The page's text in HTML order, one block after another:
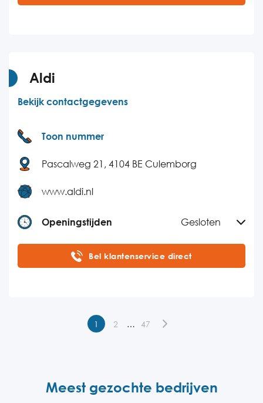
Vrijdag
Aldi
Bekijk contactgegevens
Toon nummer
Pascalweg 21, 4104 BE Culemborg
www.aldi.nl
Openingstijden Gesloten
Bel klantenservice direct
1 2 … 47
Meest gezochte bedrijven